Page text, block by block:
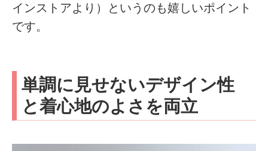
インストアより）というのも嬉しいポイント
です。
単調に見せないデザイン性
と着心地のよさを両立